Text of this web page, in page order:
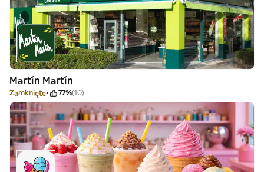
Martín Martín
Zamknięte 77%(10)